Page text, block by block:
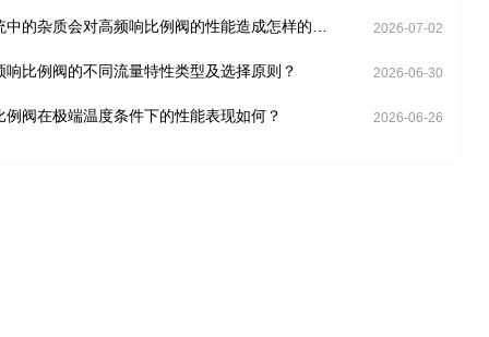
中的杂质会对高频响比例阀的性能造成怎样的影 2026-07-02
响比例阀的不同流量特性类型及选择原则？ 2026-06-30
例阀在极端温度条件下的性能表现如何？ 2026-06-26